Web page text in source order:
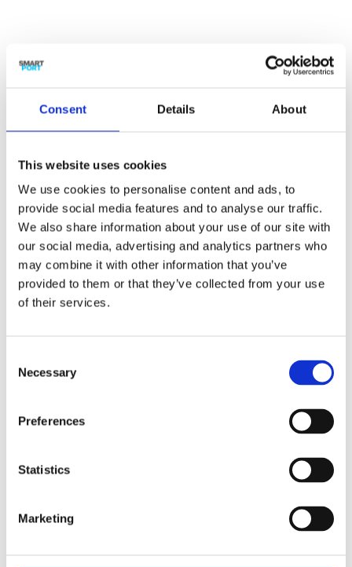
Consent Details About
This website uses cookies
We use cookies to personalise content and ads, to
provide social media features and to analyse our traffic.
We also share information about your use of our site with
our social media, advertising and analytics partners who
may combine it with other information that you’ve
provided to them or that they’ve collected from your use
of their services.
Selection
Necessary
Preferences
Statistics
Marketing
Inzicht in het speelveld, met stakeholders,
klanten, weerstanden, enzovoort.
Het vinden van goede logistieke innovatie-
De tool moet bij alle mogelijke cases inzetbaar
zijn, maar vervolgens in individuele cases ook